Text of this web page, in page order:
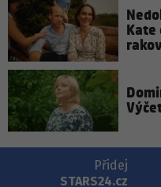
Kate
Přidej
STARS24.cz